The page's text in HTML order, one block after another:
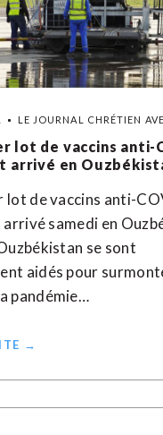
LE JOURNAL CHRÉTIEN
lot de vaccins anti-
arrivé en
lot de vaccins anti-
samedi en
se sont
aidés pour
pandémie…
→